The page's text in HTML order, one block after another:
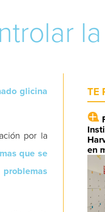
glicina
por la
que se
TE
en